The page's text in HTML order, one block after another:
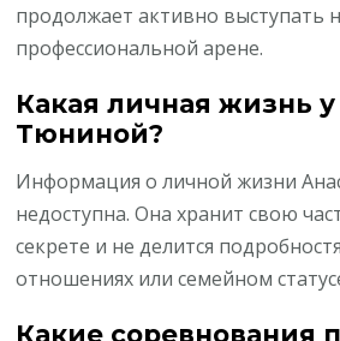
продолжает активно выступать
профессиональной арене.
Какая личная жизнь
Тюниной?
Информация о личной жизни
недоступна. Она хранит свою
секрете и не делится
отношениях или семейном
Какие соревнования